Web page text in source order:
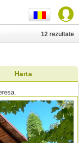
Harta
12 rezultate